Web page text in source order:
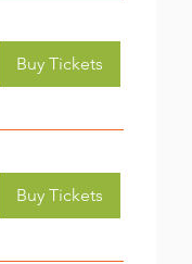
Buy Tickets
Buy Tickets